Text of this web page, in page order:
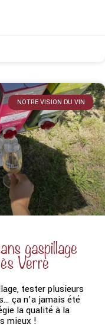
NOTRE VISION DU VIN
gaspillage
Verre
tester plusieurs
ça n’a jamais été
la qualité à la
mieux !